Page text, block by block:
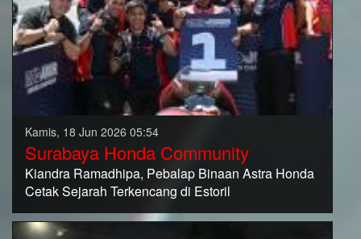
Kamis, 18 Jun 2026 05:54
Surabaya Honda Community
Kiandra Ramadhipa, Pebalap Binaan Astra Honda
Cetak Sejarah Terkencang di Estoril